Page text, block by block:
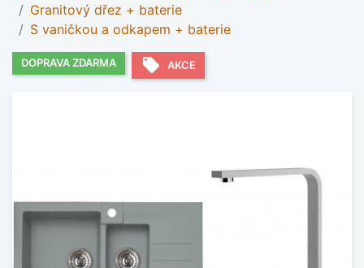
Granitový dřez + baterie
S vaničkou a odkapem + baterie
DOPRAVA ZDARMA local_offer AKCE